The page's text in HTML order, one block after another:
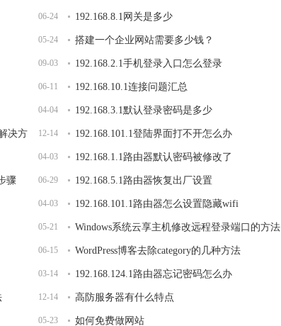
06-24 192.168.8.1网关是多少
05-24 搭建一个企业网站需要多少钱？
09-03 192.168.2.1手机登录入口怎么登录
06-11 192.168.10.1连接问题汇总
04-04 192.168.3.1默认登录密码是多少
12-14
决方 192.168.101.1登陆界面打不开怎么办
04-03 192.168.1.1路由器默认密码被修改了
06-29
骤 192.168.5.1路由器恢复出厂设置
04-03 192.168.101.1路由器怎么设置隐藏wifi
05-21 Windows系统云享主机修改远程登录端口的方法
06-15 WordPress博客去除category的几种方法
03-14 192.168.124.1路由器忘记密码怎么办
12-14 高防服务器有什么特点
05-23 如何免费做网站